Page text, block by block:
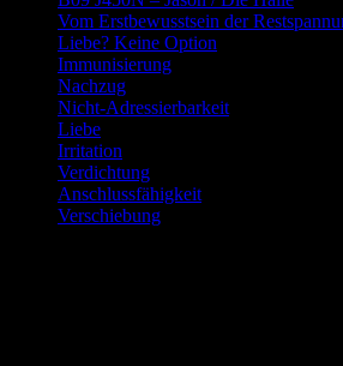
Vom Erstbewusstsein der
Liebe? Keine Option
Immunisierung
Nachzug
Nicht-Adressierbarkeit
Liebe
Irritation
Verdichtung
Anschlussfähigkeit
Verschiebung